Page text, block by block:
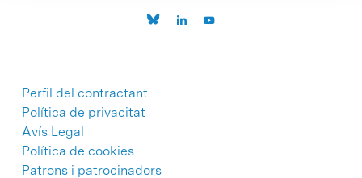
Perfil del contractant
Política de privacitat
Avís Legal
Política de cookies
Patrons i patrocinadors